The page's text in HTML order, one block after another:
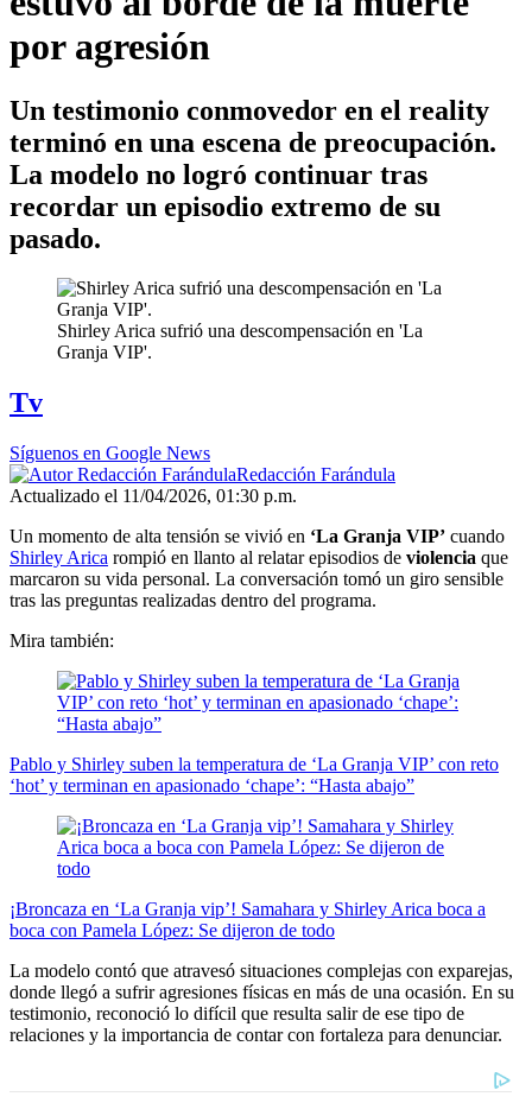
por agresión
Un testimonio conmovedor en el reality
terminó en una escena de preocupación.
La modelo no logró continuar tras
recordar un episodio extremo de su
pasado.
Shirley Arica sufrió una descompensación en 'La
Granja VIP'.
Tv
Síguenos en Google News
Redacción Farándula
Actualizado el 11/04/2026, 01:30 p.m.
Un momento de alta tensión se vivió en ‘La Granja VIP’ cuando
Shirley Arica rompió en llanto al relatar episodios de violencia que
marcaron su vida personal. La conversación tomó un giro sensible
tras las preguntas realizadas dentro del programa.
Mira también:
Pablo y Shirley suben la temperatura de ‘La Granja VIP’ con reto
‘hot’ y terminan en apasionado ‘chape’: “Hasta abajo”
¡Broncaza en ‘La Granja vip’! Samahara y Shirley Arica boca a
boca con Pamela López: Se dijeron de todo
La modelo contó que atravesó situaciones complejas con exparejas,
donde llegó a sufrir agresiones físicas en más de una ocasión. En su
testimonio, reconoció lo difícil que resulta salir de ese tipo de
relaciones y la importancia de contar con fortaleza para denunciar.